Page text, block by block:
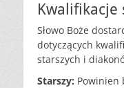
Kwalifikacje
Słowo Boże
dotyczących
starszych i
Starszy: Powinien